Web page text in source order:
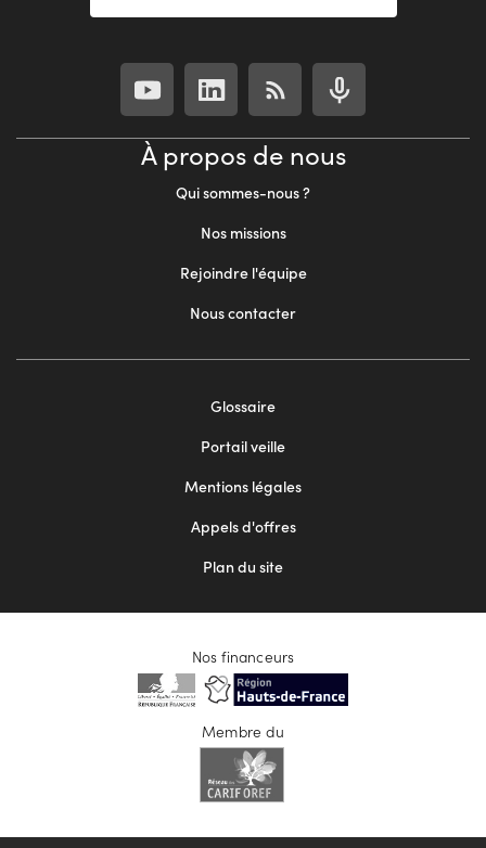
À propos de nous
Qui sommes-nous ?
Nos missions
Rejoindre l'équipe
Nous contacter
Glossaire
Portail veille
Mentions légales
Appels d'offres
Plan du site
Nos financeurs
Membre du